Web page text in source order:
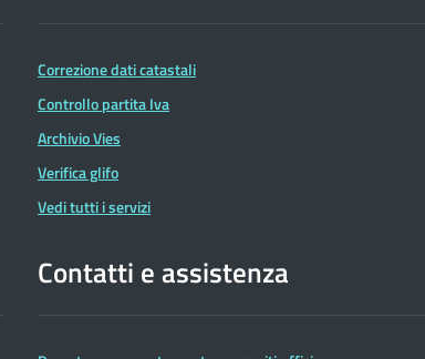
Correzione dati catastali
Controllo partita Iva
Archivio Vies
Verifica glifo
Vedi tutti i servizi
Contatti e assistenza